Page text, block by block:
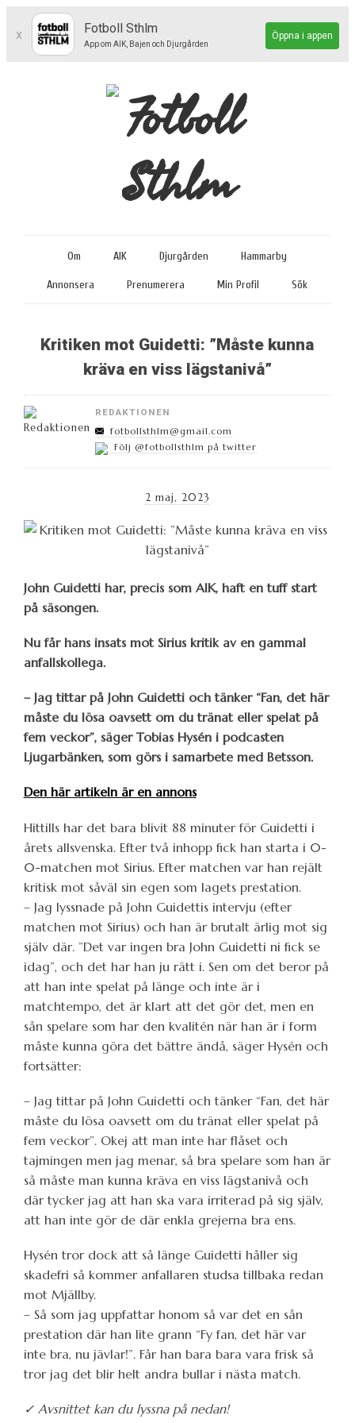
x Fotboll Sthlm
App om AIK, Bajen och Djurgården
Öppna i appen
Om AIK Djurgården Hammarby
Annonsera Prenumerera Min Profil Sök
Kritiken mot Guidetti: ”Måste kunna
kräva en viss lägstanivå”
REDAKTIONEN
fotbollsthlm@gmail.com
Följ @fotbollsthlm på twitter
2 maj, 2023
John Guidetti har, precis som AIK, haft en tuff start
på säsongen.
Nu får hans insats mot Sirius kritik av en gammal
anfallskollega.
– Jag tittar på John Guidetti och tänker “Fan, det här
måste du lösa oavsett om du tränat eller spelat på
fem veckor”, säger Tobias Hysén i podcasten
Ljugarbänken, som görs i samarbete med Betsson.
Den här artikeln är en annons
Hittills har det bara blivit 88 minuter för Guidetti i
årets allsvenska. Efter två inhopp fick han starta i 0-
0-matchen mot Sirius. Efter matchen var han rejält
kritisk mot såväl sin egen som lagets prestation.
– Jag lyssnade på John Guidettis intervju (efter
matchen mot Sirius) och han är brutalt ärlig mot sig
själv där. ”Det var ingen bra John Guidetti ni fick se
idag”, och det har han ju rätt i. Sen om det beror på
att han inte spelat på länge och inte är i
matchtempo, det är klart att det gör det, men en
sån spelare som har den kvalitén när han är i form
måste kunna göra det bättre ändå, säger Hysén och
fortsätter:
– Jag tittar på John Guidetti och tänker “Fan, det här
måste du lösa oavsett om du tränat eller spelat på
fem veckor”. Okej att man inte har flåset och
tajmingen men jag menar, så bra spelare som han är
så måste man kunna kräva en viss lägstanivå och
där tycker jag att han ska vara irriterad på sig själv,
att han inte gör de där enkla grejerna bra ens.
Hysén tror dock att så länge Guidetti håller sig
skadefri så kommer anfallaren studsa tillbaka redan
mot Mjällby.
– Så som jag uppfattar honom så var det en sån
prestation där han lite grann “Fy fan, det här var
inte bra, nu jävlar!”. Får han bara bara vara frisk så
tror jag det blir helt andra bullar i nästa match.
✓ Avsnittet kan du lyssna på nedan!